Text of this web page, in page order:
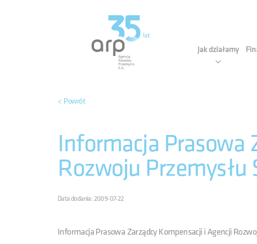
Jak działamy
< Powrót
Informacja Prasowa
Rozwoju Przemysłu
Data dodania: 2009-07-22
Informacja Prasowa Zarządcy Kompensacji i Agencji